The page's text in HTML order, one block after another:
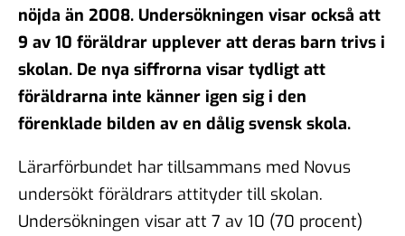
nöjda än 2008. Undersökningen visar också att
9 av 10 föräldrar upplever att deras barn trivs i
skolan. De nya siffrorna visar tydligt att
föräldrarna inte känner igen sig i den
förenklade bilden av en dålig svensk skola.
Lärarförbundet har tillsammans med Novus
undersökt föräldrars attityder till skolan.
Undersökningen visar att 7 av 10 (70 procent)